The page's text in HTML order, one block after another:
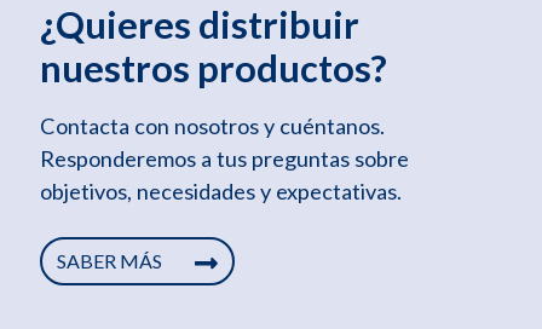
¿Quieres distribuir
nuestros productos?
Contacta con nosotros y cuéntanos.
Responderemos a tus preguntas sobre
objetivos, necesidades y expectativas.
SABER MÁS